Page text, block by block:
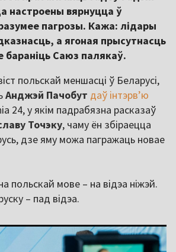
настроены вярнуцца ў
пагрозы. Кажа: лідары
а ягоная прысутнасць
бараніць Саюз палякаў.
польскай меншасці ў Беларусі,
Анджэй Пачобут даў інтэрв’ю
24, у якім падрабязна расказаў
Точэку, чаму ён збіраецца
дзе яму можа пагражаць новае
польскай мове – на відэа ніжэй.
– пад відэа.